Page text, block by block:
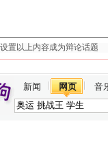
新闻 网页 音